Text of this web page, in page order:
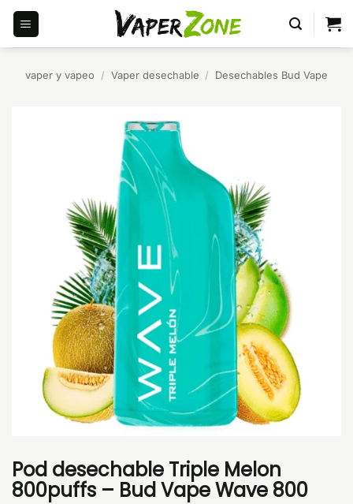
Saltar
contenido
vaper y vapeo / Vaper desechable / Desechables Bud Vape
Pod desechable Triple Melon
800puffs – Bud Vape Wave 800